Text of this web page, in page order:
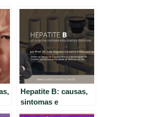
Hepatite B: causas,
sintomas e
tratamento com o Dr.